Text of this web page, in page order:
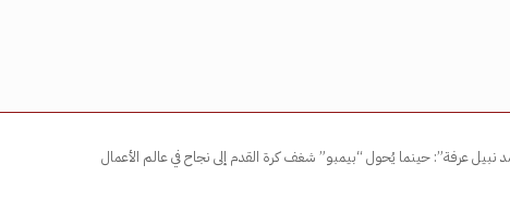
عرفة”: حينما يُحول “بيمبو” شغف كرة القدم إلى نجاح في عالم الأعمال